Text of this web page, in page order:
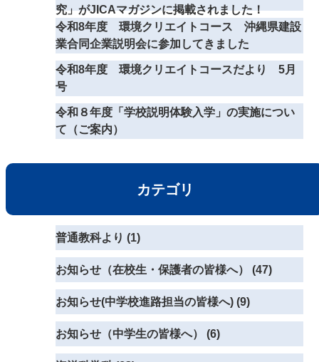
究」がJICAマガジンに掲載されました！
令和8年度 環境クリエイトコース 沖縄県建設
業合同企業説明会に参加してきました
令和8年度 環境クリエイトコースだより 5月
号
令和８年度「学校説明体験入学」の実施につい
て（ご案内）
カテゴリ
普通教科より (1)
お知らせ（在校生・保護者の皆様へ） (47)
お知らせ(中学校進路担当の皆様へ) (9)
お知らせ（中学生の皆様へ） (6)